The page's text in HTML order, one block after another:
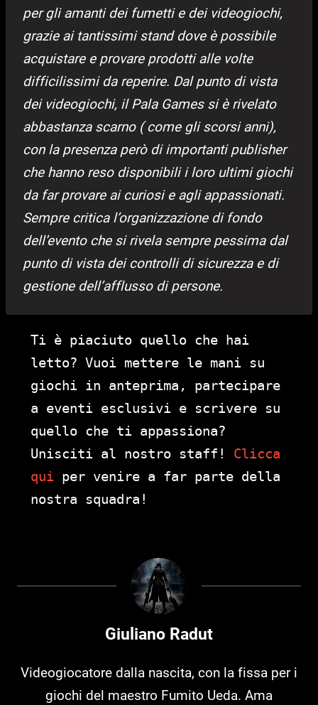
per gli amanti dei fumetti e dei videogiochi,
grazie ai tantissimi stand dove è possibile
acquistare e provare prodotti alle volte
difficilissimi da reperire. Dal punto di vista
dei videogiochi, il Pala Games si è rivelato
abbastanza scarno ( come gli scorsi anni),
con la presenza però di importanti publisher
che hanno reso disponibili i loro ultimi giochi
da far provare ai curiosi e agli appassionati.
Sempre critica l’organizzazione di fondo
dell’evento che si rivela sempre pessima dal
punto di vista dei controlli di sicurezza e di
gestione dell’afflusso di persone.
Ti è piaciuto quello che hai
letto? Vuoi mettere le mani su
giochi in anteprima, partecipare
a eventi esclusivi e scrivere su
quello che ti appassiona?
Unisciti al nostro staff! Clicca
qui per venire a far parte della
nostra squadra!
Giuliano Radut
Videogiocatore dalla nascita, con la fissa per i
giochi del maestro Fumito Ueda. Ama